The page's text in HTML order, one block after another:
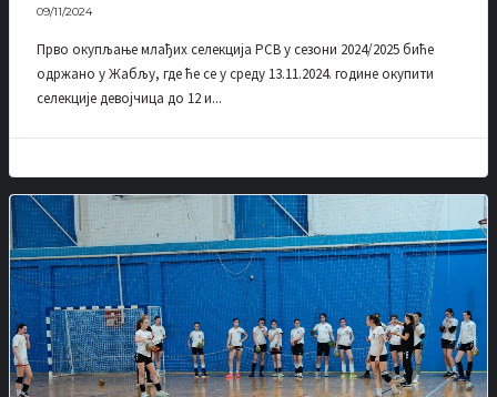
09/11/2024
Прво окупљање млађих селекција РСВ у сезони 2024/2025 биће
одржано у Жабљу, где ће се у среду 13.11.2024. године окупити
селекције девојчица до 12 и...